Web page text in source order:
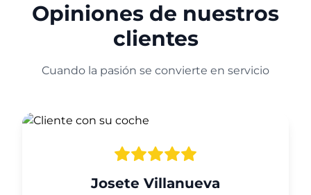
Opiniones de nuestros
clientes
Cuando la pasión se convierte en servicio
Josete Villanueva